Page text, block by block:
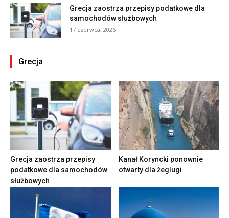
Grecja zaostrza przepisy podatkowe dla
samochodów służbowych
17 czerwca, 2026
Grecja
Grecja zaostrza przepisy
podatkowe dla samochodów
służbowych
Kanał Koryncki ponownie
otwarty dla żeglugi